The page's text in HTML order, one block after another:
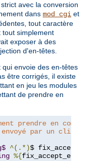
avec la conversion
dans mod_cgi et
tout caractère
tout simplement
exposer à des
d'en-têtes.
envoie des en-têtes
être corrigés, il existe
en jeu les modules
de prendre en
prendre en
envoyé par un client.
^(.*)$
%{